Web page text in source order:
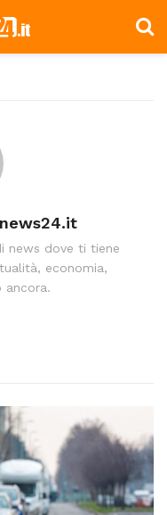
news dove ti tiene
economia,
ancora.